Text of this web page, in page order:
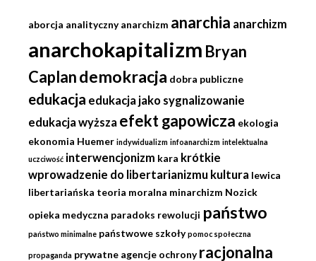
aborcja analityczny anarchizm anarchia anarchizm
anarchokapitalizm Bryan
Caplandemokracja dobra publiczne
edukacja edukacja jako sygnalizowanie
edukacja wyższa efekt gapowicza ekologia
ekonomia Huemer indywidualizm infoanarchizm intelektualna
uczciwość interwencjonizm kara krótkie
wprowadzenie do libertarianizmu kultura lewica
libertariańska teoria moralna minarchizm Nozick
opieka medyczna paradoks rewolucji państwo
państwo minimalne państwowe szkoły pomoc społeczna
propaganda prywatne agencje ochrony racjonalna